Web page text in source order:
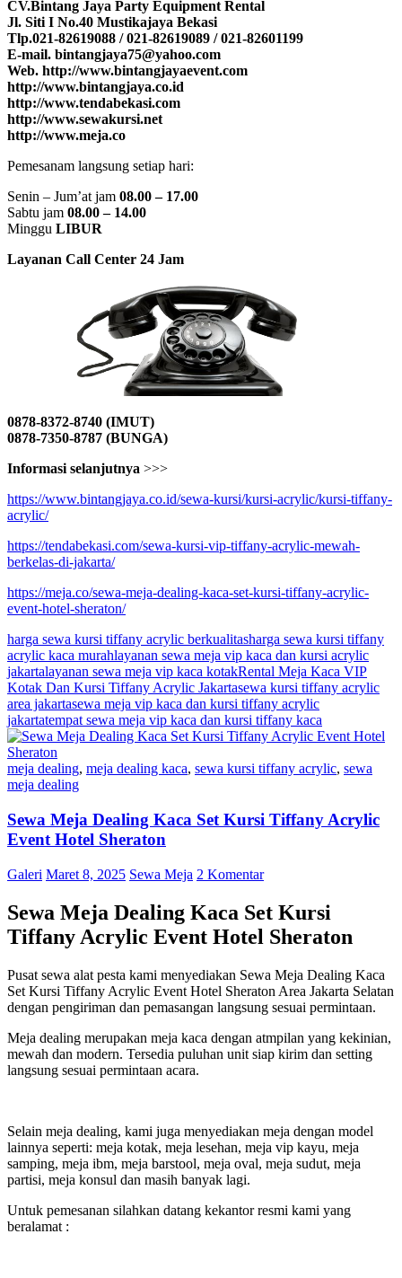
CV.Bintang Jaya Party Equipment Rental
Jl. Siti I No.40 Mustikajaya Bekasi
Tlp.021-82619088 / 021-82619089 / 021-82601199
E-mail. bintangjaya75@yahoo.com
Web. http://www.bintangjayaevent.com
http://www.bintangjaya.co.id
http://www.tendabekasi.com
http://www.sewakursi.net
http://www.meja.co
Pemesanam langsung setiap hari:
Senin – Jum’at jam 08.00 – 17.00
Sabtu jam 08.00 – 14.00
Minggu LIBUR
Layanan Call Center 24 Jam
0878-8372-8740 (IMUT)
0878-7350-8787 (BUNGA)
Informasi selanjutnya >>>
https://www.bintangjaya.co.id/sewa-kursi/kursi-acrylic/kursi-tiffany-
acrylic/
https://tendabekasi.com/sewa-kursi-vip-tiffany-acrylic-mewah-
berkelas-di-jakarta/
https://meja.co/sewa-meja-dealing-kaca-set-kursi-tiffany-acrylic-
event-hotel-sheraton/
harga sewa kursi tiffany acrylic berkualitasharga sewa kursi tiffany
acrylic kaca murahlayanan sewa meja vip kaca dan kursi acrylic
jakartalayanan sewa meja vip kaca kotakRental Meja Kaca VIP
Kotak Dan Kursi Tiffany Acrylic Jakartasewa kursi tiffany acrylic
area jakartasewa meja vip kaca dan kursi tiffany acrylic
jakartatempat sewa meja vip kaca dan kursi tiffany kaca
meja dealing, meja dealing kaca, sewa kursi tiffany acrylic, sewa
meja dealing
Sewa Meja Dealing Kaca Set Kursi Tiffany Acrylic
Event Hotel Sheraton
Galeri Maret 8, 2025 Sewa Meja 2 Komentar
Sewa Meja Dealing Kaca Set Kursi
Tiffany Acrylic Event Hotel Sheraton
Pusat sewa alat pesta kami menyediakan Sewa Meja Dealing Kaca
Set Kursi Tiffany Acrylic Event Hotel Sheraton Area Jakarta Selatan
dengan pengiriman dan pemasangan langsung sesuai permintaan.
Meja dealing merupakan meja kaca dengan atmpilan yang kekinian,
mewah dan modern. Tersedia puluhan unit siap kirim dan setting
langsung sesuai permintaan acara.
Selain meja dealing, kami juga menyediakan meja dengan model
lainnya seperti: meja kotak, meja lesehan, meja vip kayu, meja
samping, meja ibm, meja barstool, meja oval, meja sudut, meja
partisi, meja konsul dan masih banyak lagi.
Untuk pemesanan silahkan datang kekantor resmi kami yang
beralamat :